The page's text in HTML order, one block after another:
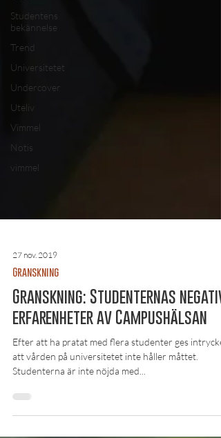
Studentens
bekännelse
Trend
Universitetet
Undercover
Uteliv
Vimmel
Notis
vimmel
Granskning
Granskning: Studenternas
erfarenheter av Campushälsan
Efter att ha pratat med flera studenter ges
Studenterna är inte nöjda med...